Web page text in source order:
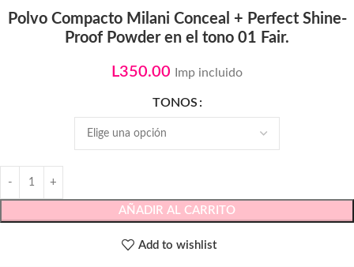
Polvo Compacto Milani Conceal + Perfect Shine-
Proof Powder en el tono 01 Fair.
L350.00 Imp incluido
TONOS
AÑADIR AL CARRITO
Add to wishlist